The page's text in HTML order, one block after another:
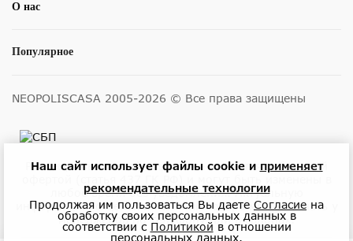
О нас
Популярное
NEOPOLISCASA 2005-2026 © Все права защищены
Размещенные на сайте цены не являются публичной
любое время без уведомления. Актуальную
информацию о ценах и наличии товара можно узнать у
менеджеров по телефону или в салонах.
Наш сайт использует файлы cookie и применяет
рекомендательные технологии
Продолжая им пользоваться Вы даете Согласие на
обработку своих персональных данных в
соответствии с Политикой в отношении
персональных данных.